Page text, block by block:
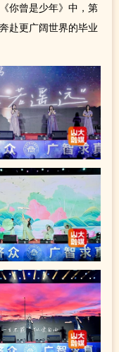
你曾是少年》中，第
赴更广阔世界的毕业